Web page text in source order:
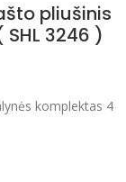
pliušinis
3246 )
komplektas 4